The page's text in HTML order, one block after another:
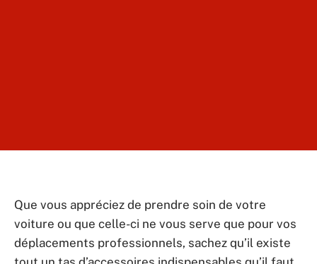
Que vous appréciez de prendre soin de votre
voiture ou que celle-ci ne vous serve que pour vos
déplacements professionnels, sachez qu’il existe